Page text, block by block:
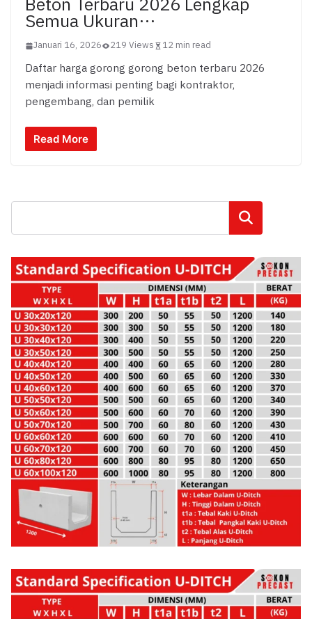
Beton Terbaru 2026 Lengkap
Semua Ukuran…
Januari 16, 2026 219 Views 12 min read
Daftar harga gorong gorong beton terbaru 2026
menjadi informasi penting bagi kontraktor,
pengembang, dan pemilik
Read More
Cari